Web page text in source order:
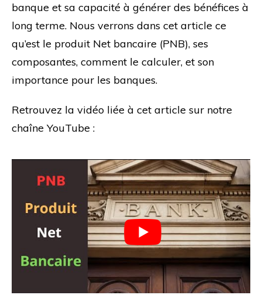
banque et sa capacité à générer des bénéfices à
long terme. Nous verrons dans cet article ce
qu’est le produit Net bancaire (PNB), ses
composantes, comment le calculer, et son
importance pour les banques.
Retrouvez la vidéo liée à cet article sur notre
chaîne YouTube :